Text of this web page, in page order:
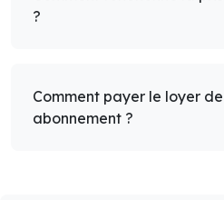
?
Comment payer le loyer
abonnement ?